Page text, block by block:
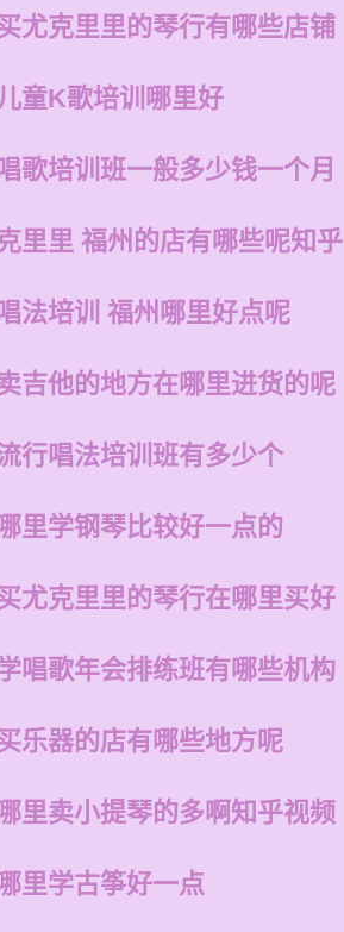
尤克里里的琴行有哪些店铺
童K歌培训哪里好
歌培训班一般多少钱一个月
里里 福州的店有哪些呢知乎
法培训 福州哪里好点呢
吉他的地方在哪里进货的呢
行唱法培训班有多少个
里学钢琴比较好一点的
尤克里里的琴行在哪里买好
唱歌年会排练班有哪些机构
乐器的店有哪些地方呢
里卖小提琴的多啊知乎视频
里学古筝好一点